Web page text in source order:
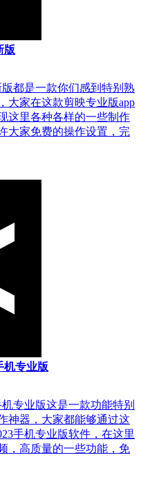
版
都是一款你们感到特别熟
大家在这款剪映专业版app
这里各种各样的一些制作
大家免费的操作设置，完
机专业版
专业版这是一款功能特别
神器，大家都能够通过这
手机专业版软件，在这里
，高质量的一些功能，免